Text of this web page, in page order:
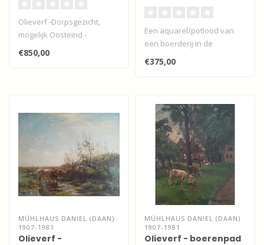
Olieverf -Dorpsgezicht,
mogelijk Oosteind -
Papendrecht
€850,00
Een aquarel/potlood van
een boerderij in de
Alblasserwaard met
liggende koeien l..
€375,00
MÜHLHAUS DANIEL (DAAN)
1907-1981
Olieverf -
MÜHLHAUS DANIEL (DAAN)
1907-1981
Olieverf - boerenpad